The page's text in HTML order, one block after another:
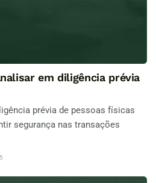
em diligência prévia
prévia de pessoas físicas
segurança nas transações